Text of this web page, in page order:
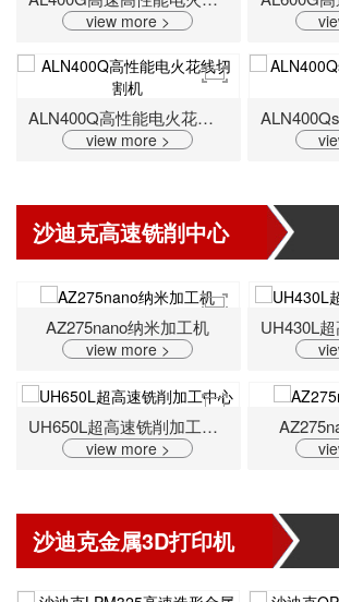
view more >
ALN400Q高性能电火花线切割机
view more >
沙迪克高速铣削中心
AZ275nano纳米加工机
view more >
UH650L超高速铣削加工中心
view more >
沙迪克金属3D打印机